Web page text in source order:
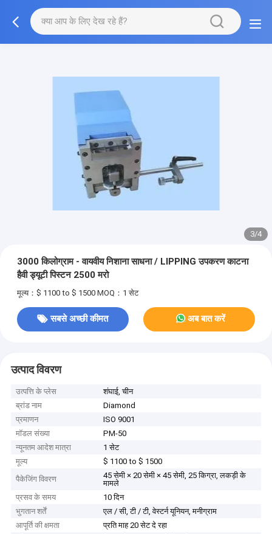
3/4
3000 किलोग्राम - वायवीय निशाना साधना / LIPPING उपकरण काटना
हैवी ड्यूटी पिस्टन 2500 मरो
मूल्य：$ 1100 to $ 1500 MOQ：1 सेट
सबसे अच्छी कीमत अब बात करें
उत्पाद विवरण
उत्पत्ति के प्लेस
शंघाई, चीन
ब्रांड नाम
Diamond
प्रमाणन
ISO 9001
मॉडल संख्या
PM-50
न्यूनतम आदेश मात्रा
1 सेट
मूल्य
$ 1100 to $ 1500
पैकेजिंग विवरण
45 सेमी × 20 सेमी × 45 सेमी, 25 किग्रा, लकड़ी के
मामले
प्रसव के समय
10 दिन
भुगतान शर्तें
एल / सी, टी / टी, वेस्टर्न यूनियन, मनीग्राम
आपूर्ति की क्षमता
प्रति माह 20 सेट दे रहा